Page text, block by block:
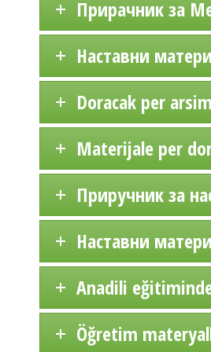
Прирачник за
Наставни
Doracak per
Materijale per
Приручник за
Наставни
Anadili
Öğretim